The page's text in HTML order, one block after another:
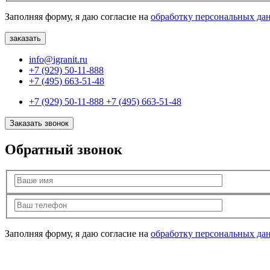
Заполняя форму, я даю согласие на обработку персональных
info@igranit.ru
+7 (929) 50-11-888
+7 (495) 663-51-48
+7 (929) 50-11-888 +7 (495) 663-51-48
Заказать звонок
Обратный звонок
Заполняя форму, я даю согласие на обработку персональных